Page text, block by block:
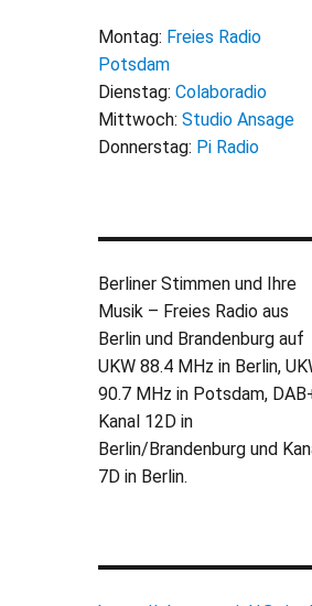
Montag: Freies Radio
Potsdam
Dienstag: Colaboradio
Mittwoch: Studio Ansage
Donnerstag: Pi Radio
Berliner Stimmen und Ihre
Musik – Freies Radio aus
Berlin und Brandenburg auf
UKW 88.4 MHz in Berlin,
90.7 MHz in Potsdam,
Kanal 12D in
Berlin/Brandenburg und
7D in Berlin.